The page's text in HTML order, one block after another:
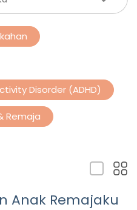
Disorder (ADHD)
Remaja
Anak Remajaku